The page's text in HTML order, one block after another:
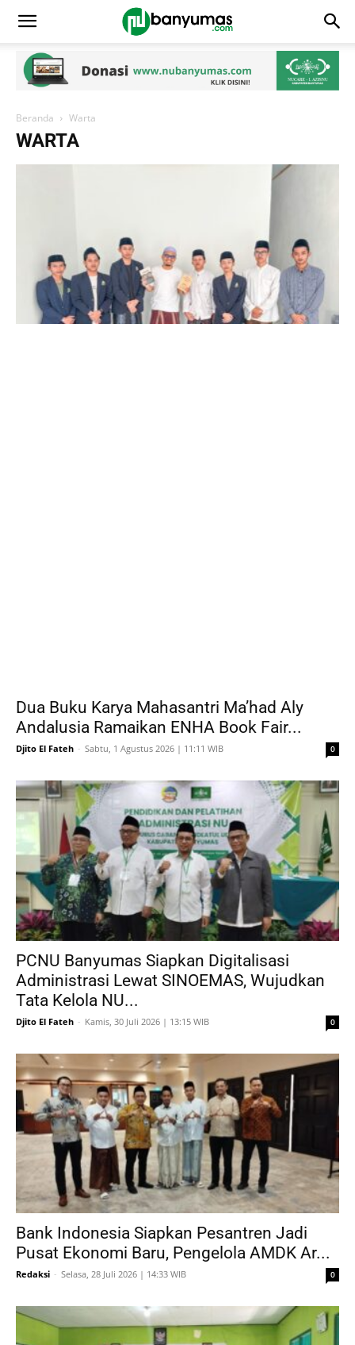
Beranda Warta
WARTA
Dua Buku Karya Mahasantri Ma’had Aly
Andalusia Ramaikan ENHA Book Fair...
Djito El Fateh - Sabtu, 1 Agustus 2026 | 11:11 WIB 0
PCNU Banyumas Siapkan Digitalisasi
Administrasi Lewat SINOEMAS, Wujudkan
Tata Kelola NU...
Djito El Fateh - Kamis, 30 Juli 2026 | 13:15 WIB 0
Bank Indonesia Siapkan Pesantren Jadi
Pusat Ekonomi Baru, Pengelola AMDK Ar...
Redaksi - Selasa, 28 Juli 2026 | 14:33 WIB 0